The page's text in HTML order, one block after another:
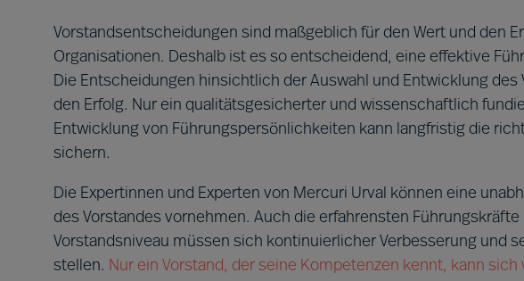
Vorstandsentscheidungen sind maßgeblich für den Wert und den
Organisationen. Deshalb ist es so entscheidend, eine effektive
Die Entscheidungen hinsichtlich der Auswahl und Entwicklung
den Erfolg. Nur ein qualitätsgesicherter und wissenschaftlich
Entwicklung von Führungspersönlichkeiten kann langfristig die
sichern.
Die Expertinnen und Experten von Mercuri Urval können eine
des Vorstandes vornehmen. Auch die erfahrensten Führungskräfte
Vorstandsniveau müssen sich kontinuierlicher Verbesserung und
stellen. Nur ein Vorstand, der seine Kompetenzen kennt, kann